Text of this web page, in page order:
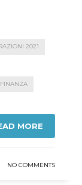
2021
MORE
NO COMMENTS